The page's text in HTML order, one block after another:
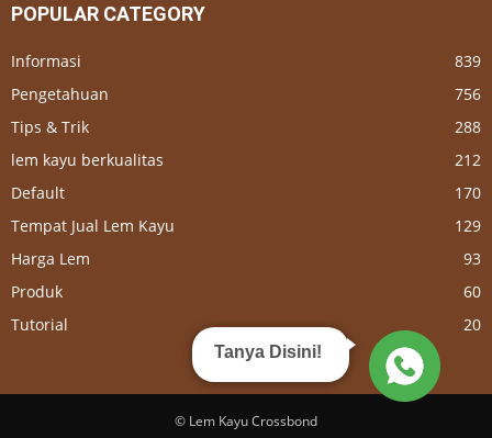
POPULAR CATEGORY
Informasi
839
Pengetahuan
756
Tips & Trik
288
lem kayu berkualitas
212
Default
170
Tempat Jual Lem Kayu
129
Harga Lem
93
Produk
60
Tutorial
20
© Lem Kayu Crossbond
Tanya Disini!